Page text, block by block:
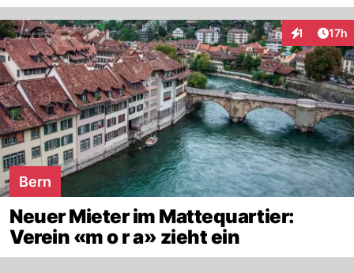
1 17h
Bern
Neuer Mieter im Mattequartier:
Verein «m o r a» zieht ein